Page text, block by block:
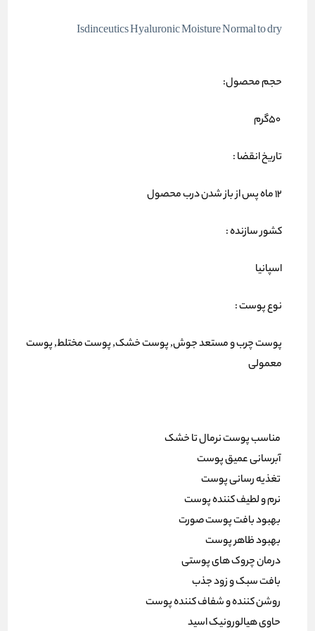
Isdinceutics Hyaluronic Moisture Normal to dry
حجم محصول:
۵۰گرم
تاریخ انقضا :
۱۲ ماه پس از باز شدن درب محصول
کشور سازنده :
اسپانیا
نوع پوست :
پوست چرب و مستعد جوش, پوست خشک, پوست مختلط, پوست
معمولی
مناسب پوست نرمال تا خشک
آبرسانی عمیق پوست
تغذیه رسانی پوست
نرم و لطیف کننده پوست
بهبود بافت پوست صورت
بهبود ظاهر پوست
درمان چروک های پوستی
بافت سبک و زود جذب
روشن کننده و شفاف کننده پوست
حاوی هیالورونیک اسید